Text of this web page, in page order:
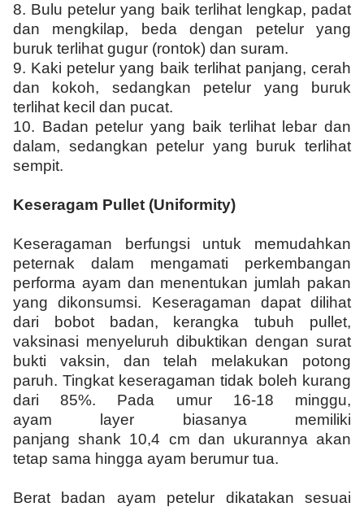
8. Bulu petelur yang baik terlihat lengkap, padat
dan mengkilap, beda dengan petelur yang
buruk terlihat gugur (rontok) dan suram.
9. Kaki petelur yang baik terlihat panjang, cerah
dan kokoh, sedangkan petelur yang buruk
terlihat kecil dan pucat.
10. Badan petelur yang baik terlihat lebar dan
dalam, sedangkan petelur yang buruk terlihat
sempit.
Keseragam Pullet (Uniformity)
Keseragaman berfungsi untuk memudahkan
peternak dalam mengamati perkembangan
performa ayam dan menentukan jumlah pakan
yang dikonsumsi. Keseragaman dapat dilihat
dari bobot badan, kerangka tubuh pullet,
vaksinasi menyeluruh dibuktikan dengan surat
bukti vaksin, dan telah melakukan potong
paruh. Tingkat keseragaman tidak boleh kurang
dari 85%. Pada umur 16-18 minggu,
ayam layer biasanya memiliki
panjang shank 10,4 cm dan ukurannya akan
tetap sama hingga ayam berumur tua.
Berat badan ayam petelur dikatakan sesuai